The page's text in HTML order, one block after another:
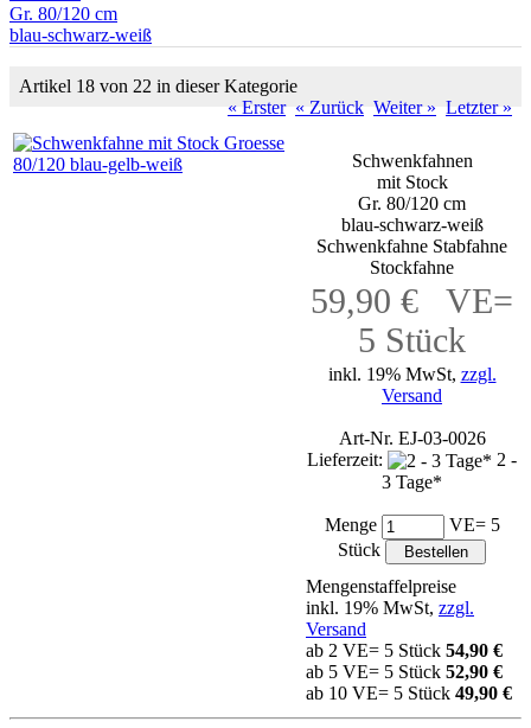
Gr. 80/120 cm
blau-schwarz-weiß
Artikel 18 von 22 in dieser Kategorie
« Erster « Zurück Weiter » Letzter »
Schwenkfahnen
mit Stock
Gr. 80/120 cm
blau-schwarz-weiß
Schwenkfahne Stabfahne
Stockfahne
59,90 € VE=
5 Stück
inkl. 19% MwSt, zzgl.
Versand
Art-Nr. EJ-03-0026
Lieferzeit:
2 -
3 Tage*
Menge
VE= 5
Stück
Mengenstaffelpreise
inkl. 19% MwSt, zzgl.
Versand
ab 2 VE= 5 Stück 54,90 €
ab 5 VE= 5 Stück 52,90 €
ab 10 VE= 5 Stück 49,90 €